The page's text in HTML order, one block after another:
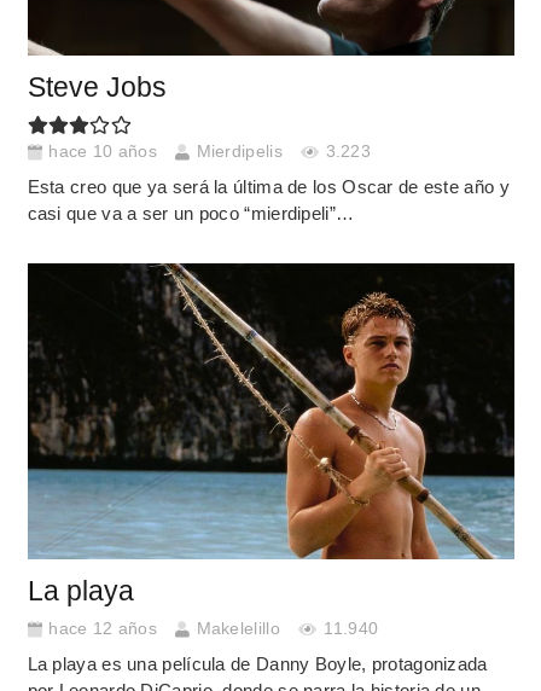
Steve Jobs
hace 10 años Mierdipelis 3.223
Esta creo que ya será la última de los Oscar de este año y
casi que va a ser un poco “mierdipeli”…
La playa
hace 12 años Makelelillo 11.940
La playa es una película de Danny Boyle, protagonizada